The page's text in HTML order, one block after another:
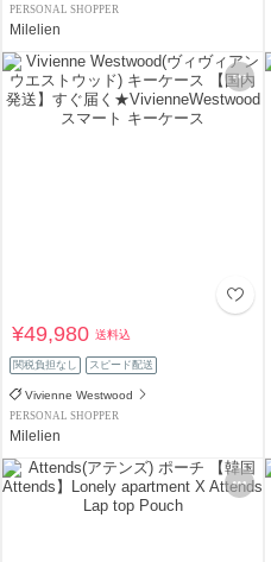
PERSONAL SHOPPER
Milelien
¥49,980送料込
関税負担なし スピード配送
Vivienne Westwood
PERSONAL SHOPPER
Milelien